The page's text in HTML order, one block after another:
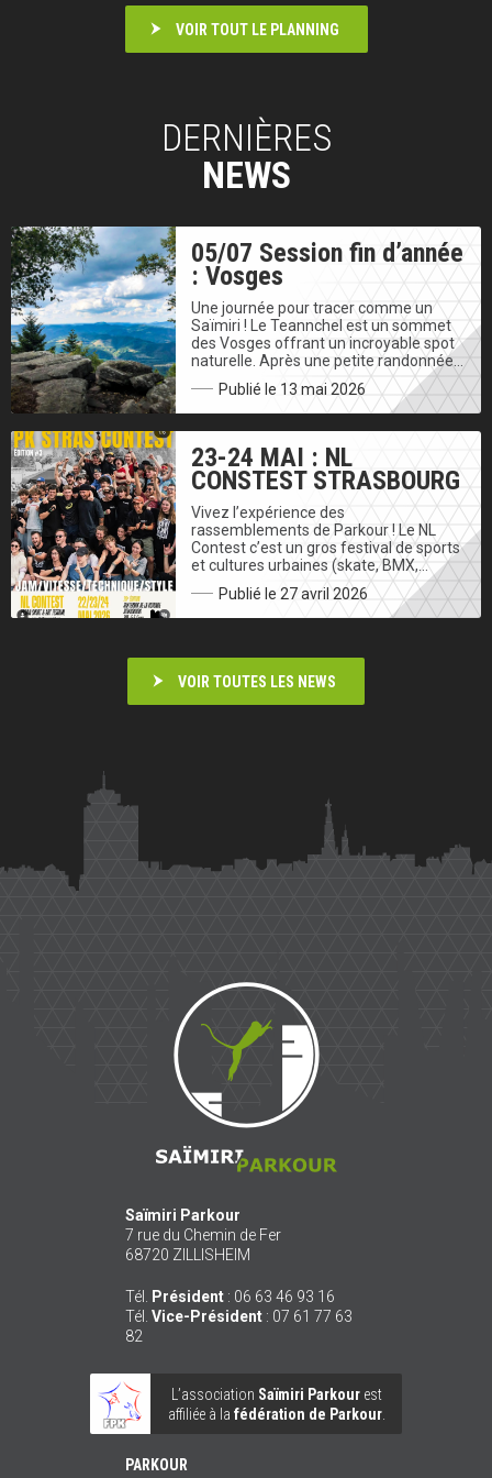
VOIR TOUT LE PLANNING
DERNIÈRES
NEWS
05/07 Session fin d’année
: Vosges
Une journée pour tracer comme un
Saïmiri ! Le Teannchel est un sommet
des Vosges offrant un incroyable spot
naturelle. Après une petite randonnée…
Publié le 13 mai 2026
23-24 MAI : NL
CONSTEST STRASBOURG
Vivez l’expérience des
rassemblements de Parkour ! Le NL
Contest c’est un gros festival de sports
et cultures urbaines (skate, BMX,…
Publié le 27 avril 2026
VOIR TOUTES LES NEWS
Saïmiri
Parkour
Saïmiri Parkour
7 rue du Chemin de Fer
68720 ZILLISHEIM
Tél. Président : 06 63 46 93 16
Tél. Vice-Président : 07 61 77 63
82
L’association Saïmiri Parkourest
affiliée à la fédération de Parkour.
PARKOUR